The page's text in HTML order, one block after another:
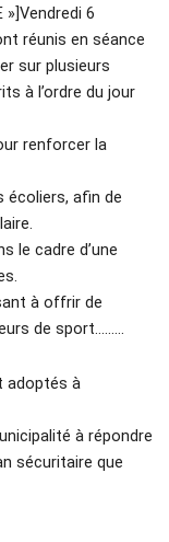
»]Vendredi 6
réunis en séance
sur plusieurs
à l’ordre du jour
renforcer la
écoliers, afin de
le cadre d’une
à offrir de
de sport………
adoptés à
à répondre
sécuritaire que